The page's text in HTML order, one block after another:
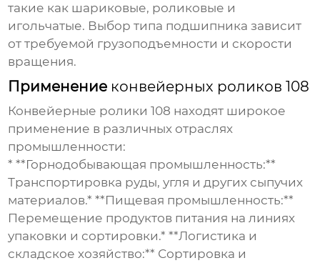
такие как шариковые, роликовые и
игольчатые. Выбор типа подшипника зависит
от требуемой грузоподъемности и скорости
вращения.
Применение конвейерных роликов 108
Конвейерные ролики 108 находят широкое
применение в различных отраслях
промышленности:
* **Горнодобывающая промышленность:**
Транспортировка руды, угля и других сыпучих
материалов.* **Пищевая промышленность:**
Перемещение продуктов питания на линиях
упаковки и сортировки.* **Логистика и
складское хозяйство:** Сортировка и